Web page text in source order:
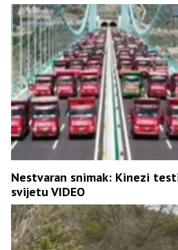
Nestvaran snimak: Kinezi
svijetu VIDEO